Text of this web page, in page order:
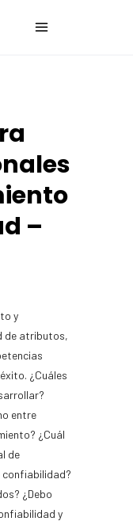
–
y
de atributos,
¿Cuáles
entre
¿Cuál
de
confiabilidad?
¿Debo
y